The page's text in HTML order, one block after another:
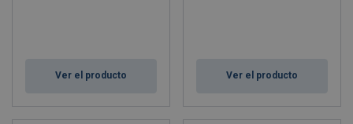
Ver el producto Ver el producto